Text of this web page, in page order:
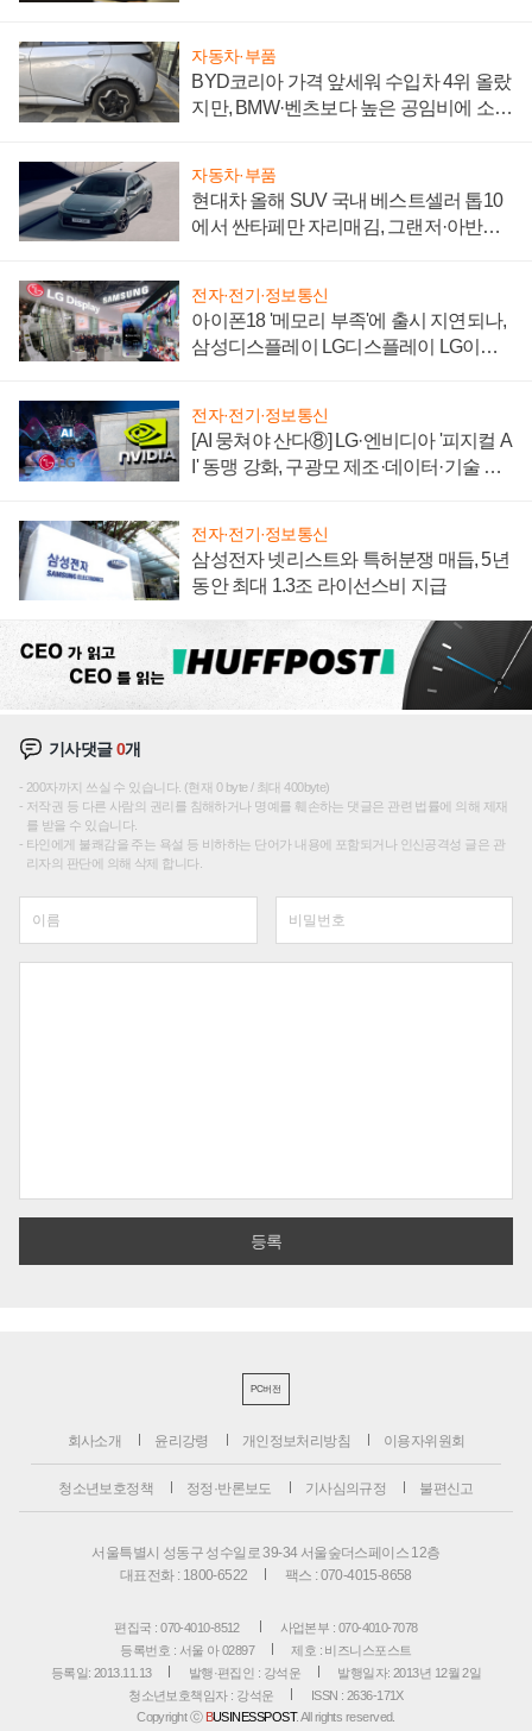
자동차·부품
BYD코리아 가격 앞세워 수입차 4위 올랐
지만, BMW·벤츠보다 높은 공임비에 소비
자동차·부품
현대차 올해 SUV 국내 베스트셀러 톱10
에서 싼타페만 자리매김, 그랜저·아반떼
전자·전기·정보통신
아이폰18 '메모리 부족'에 출시 지연되나,
삼성디스플레이 LG디스플레이 LG이노
전자·전기·정보통신
[AI 뭉쳐야 산다⑧] LG·엔비디아 '피지컬 A
I' 동맹 강화, 구광모 제조·데이터·기술 결
전자·전기·정보통신
삼성전자 넷리스트와 특허분쟁 매듭, 5년
동안 최대 1.3조 라이선스비 지급
기사댓글0개
200자까지 쓰실 수 있습니다. (현재 0 byte / 최대 400byte)
저작권 등 다른 사람의 권리를 침해하거나 명예를 훼손하는 댓글은 관련 법률에 의해 제재
를 받을 수 있습니다.
타인에게 불쾌감을 주는 욕설 등 비하하는 단어가 내용에 포함되거나 인신공격성 글은 관
리자의 판단에 의해 삭제 합니다.
PC버전
회사소개 윤리강령 개인정보처리방침 이용자위원회
청소년보호정책 정정·반론보도 기사심의규정 불편신고
서울특별시 성동구 성수일로 39-34 서울숲더스페이스 12층
대표전화 : 1800-6522
팩스 : 070-4015-8658
편집국 : 070-4010-8512
사업본부 : 070-4010-7078
등록번호 : 서울 아 02897
제호 : 비즈니스포스트
등록일: 2013.11.13
발행·편집인 : 강석운
발행일자: 2013년 12월 2일
청소년보호책임자 : 강석운
ISSN : 2636-171X
Copyright ⓒ BUSINESSPOST. All rights reserved.